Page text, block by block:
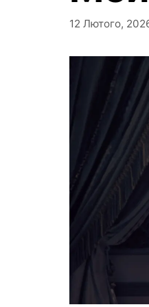
12 Лютого,